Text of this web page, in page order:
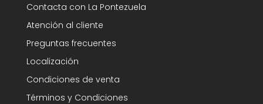
Contacta con La Pontezuela
Atención al cliente
Preguntas frecuentes
Localización
Condiciones de venta
Términos y Condiciones